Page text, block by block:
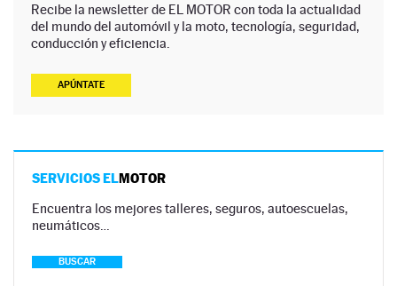
Recibe la newsletter de EL MOTOR con toda la actualidad
del mundo del automóvil y la moto, tecnología, seguridad,
conducción y eficiencia.
APÚNTATE
SERVICIOS ELMOTOR
Encuentra los mejores talleres, seguros, autoescuelas,
neumáticos…
BUSCAR